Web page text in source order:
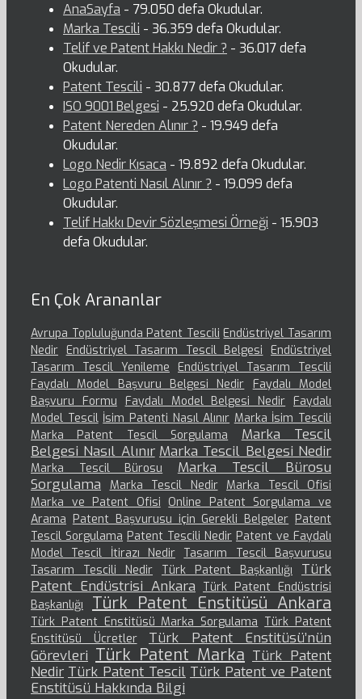
AnaSayfa - 79.050 defa Okudular.
Marka Tescili - 36.359 defa Okudular.
Telif ve Patent Hakkı Nedir ? - 36.017 defa
Okudular.
Patent Tescili - 30.877 defa Okudular.
ISO 9001 Belgesi - 25.920 defa Okudular.
Patent Nereden Alınır ? - 19.949 defa
Okudular.
Logo Nedir Kısaca - 19.892 defa Okudular.
Logo Patenti Nasıl Alınır ? - 19.099 defa
Okudular.
Telif Hakkı Devir Sözleşmesi Örneği - 15.903
defa Okudular.
En Çok Arananlar
Avrupa Topluluğunda Patent Tescili Endüstriyel Tasarım
Nedir Endüstriyel Tasarım Tescil Belgesi
Endüstriyel
Tasarım Tescil Yenileme
Endüstriyel Tasarım Tescili
Faydalı Model Başvuru Belgesi Nedir
Faydalı Model
Başvuru Formu
Faydalı Model Belgesi Nedir Faydalı
Model Tescil İsim Patenti Nasıl Alınır Marka İsim Tescili
Marka Patent Tescil Sorgulama
Marka Tescil
Belgesi Nasıl Alınır Marka Tescil Belgesi Nedir
Marka Tescil Bürosu
Marka Tescil Bürosu
Sorgulama
Marka Tescil Nedir Marka Tescil Ofisi
Marka ve Patent Ofisi Online Patent Sorgulama ve
Arama Patent Başvurusu için Gerekli Belgeler Patent
Tescil Sorgulama Patent Tescili Nedir Patent ve Faydalı
Model Tescil İtirazı Nedir Tasarım Tescil Başvurusu
Tasarım Tescili Nedir
Türk Patent Başkanlığı
Türk
Patent Endüstrisi Ankara Türk Patent Endüstrisi
Başkanlığı
Türk Patent Enstitüsü Ankara
Türk Patent Enstitüsü Marka Sorgulama Türk Patent
Enstitüsü Ücretler
Türk Patent Enstitüsü’nün
Görevleri Türk Patent Marka Türk Patent
Nedir Türk Patent Tescil Türk Patent ve Patent
Enstitüsü Hakkında Bilgi